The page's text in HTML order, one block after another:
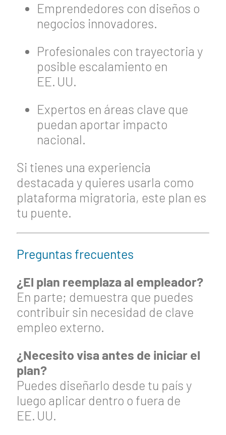
Emprendedores con diseños o
negocios innovadores.
Profesionales con trayectoria y
posible escalamiento en
EE. UU.
Expertos en áreas clave que
puedan aportar impacto
nacional.
Si tienes una experiencia
destacada y quieres usarla como
plataforma migratoria, este plan es
tu puente.
Preguntas frecuentes
¿El plan reemplaza al empleador?
En parte; demuestra que puedes
contribuir sin necesidad de clave
empleo externo.
¿Necesito visa antes de iniciar el
plan?
Puedes diseñarlo desde tu país y
luego aplicar dentro o fuera de
EE. UU.